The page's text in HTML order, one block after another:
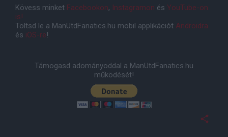
Kövess minket Facebookon, Instagramon és YouTube-on
is!
Töltsd le a ManUtdFanatics.hu mobil applikációt Androidra
és iOS-re!
Támogasd adományoddal a ManUtdFanatics.hu
működését!